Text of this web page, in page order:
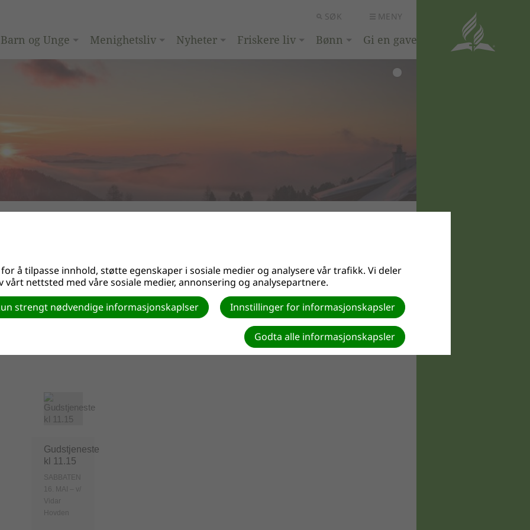
SØK MENY
Barn og Unge Menighetsliv Nyheter Friskere liv Bønn Gi en gave
16.MAI
og deltakelse er av stor betydning for
ikke har anledning til å komme i kirken,
Gudstjeneste
kl 11.15
SABBATEN
16. MAI – v/
Vidar
Hovden
Som hovedregel sendes kunngjøringene ut på
in...
Les mer
å tilpasse innhold, støtte egenskaper i sosiale medier og analysere vår trafikk. Vi deler
nettsted med våre sosiale medier, annonsering og analysepartnere.
Innstillinger for informasjonskapsler
strengt nødvendige informasjonskaplser
Godta alle informasjonskapsler